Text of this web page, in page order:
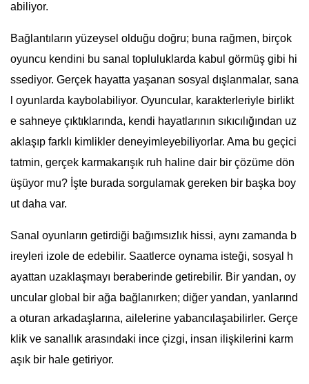
abiliyor.
Bağlantıların yüzeysel olduğu doğru; buna rağmen, birçok
oyuncu kendini bu sanal topluluklarda kabul görmüş gibi hi
ssediyor. Gerçek hayatta yaşanan sosyal dışlanmalar, sana
l oyunlarda kaybolabiliyor. Oyuncular, karakterleriyle birlikt
e sahneye çıktıklarında, kendi hayatlarının sıkıcılığından uz
aklaşıp farklı kimlikler deneyimleyebiliyorlar. Ama bu geçici
tatmin, gerçek karmakarışık ruh haline dair bir çözüme dön
üşüyor mu? İşte burada sorgulamak gereken bir başka boy
ut daha var.
Sanal oyunların getirdiği bağımsızlık hissi, aynı zamanda b
ireyleri izole de edebilir. Saatlerce oynama isteği, sosyal h
ayattan uzaklaşmayı beraberinde getirebilir. Bir yandan, oy
uncular global bir ağa bağlanırken; diğer yandan, yanlarınd
a oturan arkadaşlarına, ailelerine yabancılaşabilirler. Gerçe
klik ve sanallık arasındaki ince çizgi, insan ilişkilerini karm
aşık bir hale getiriyor.